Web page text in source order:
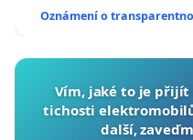
Oznámení o
Vím, jaké to je přijít
tichosti
další,